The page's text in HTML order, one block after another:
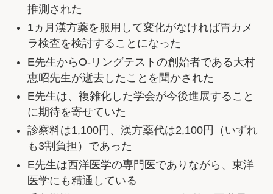
推測された
1ヵ月漢方薬を服用して変化がなければ胃カメ
ラ検査を検討することになった
E先生からO-リングテストの創始者である大村
恵昭先生が逝去したことを聞かされた
E先生は、複雑化した学会が今後進展すること
に期待を寄せていた
診察料は1,100円、漢方薬代は2,100円（いずれ
も3割負担）であった
E先生は西洋医学の専門医でありながら、東洋
医学にも精通している